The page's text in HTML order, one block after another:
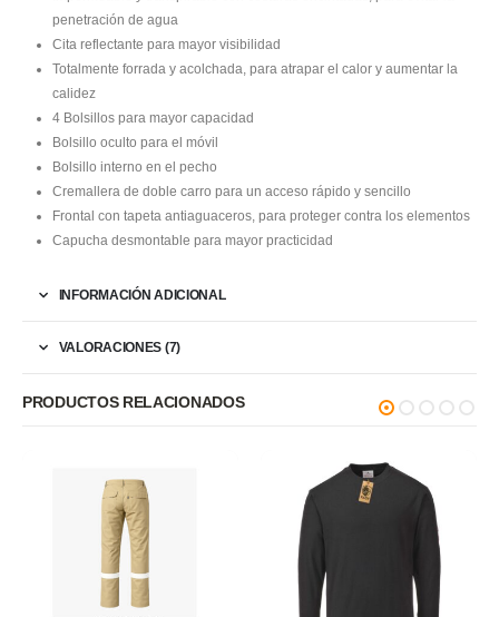
penetración de agua
Cita reflectante para mayor visibilidad
Totalmente forrada y acolchada, para atrapar el calor y aumentar la
calidez
4 Bolsillos para mayor capacidad
Bolsillo oculto para el móvil
Bolsillo interno en el pecho
Cremallera de doble carro para un acceso rápido y sencillo
Frontal con tapeta antiaguaceros, para proteger contra los elementos
Capucha desmontable para mayor practicidad
INFORMACIÓN ADICIONAL
VALORACIONES (7)
PRODUCTOS RELACIONADOS